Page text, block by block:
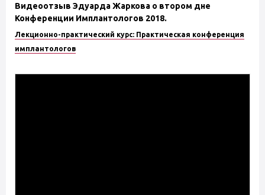
Видеоотзыв Эдуарда Жаркова о втором дне
Конференции Имплантологов 2018.
Лекционно-практический курс: Практическая конференция
имплантологов